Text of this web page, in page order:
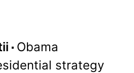
Obama
strategy